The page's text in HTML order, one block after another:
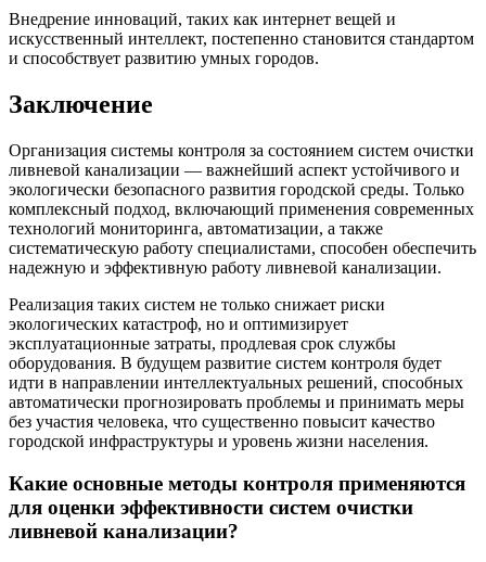
Внедрение инноваций, таких как интернет вещей и
искусственный интеллект, постепенно становится стандартом
и способствует развитию умных городов.
Заключение
Организация системы контроля за состоянием систем очистки
ливневой канализации — важнейший аспект устойчивого и
экологически безопасного развития городской среды. Только
комплексный подход, включающий применения современных
технологий мониторинга, автоматизации, а также
систематическую работу специалистами, способен обеспечить
надежную и эффективную работу ливневой канализации.
Реализация таких систем не только снижает риски
экологических катастроф, но и оптимизирует
эксплуатационные затраты, продлевая срок службы
оборудования. В будущем развитие систем контроля будет
идти в направлении интеллектуальных решений, способных
автоматически прогнозировать проблемы и принимать меры
без участия человека, что существенно повысит качество
городской инфраструктуры и уровень жизни населения.
Какие основные методы контроля применяются
для оценки эффективности систем очистки
ливневой канализации?